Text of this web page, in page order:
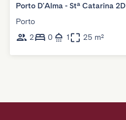
Porto D'Alma - Stª Catarina 2D
Porto
2
0 1 25 m²